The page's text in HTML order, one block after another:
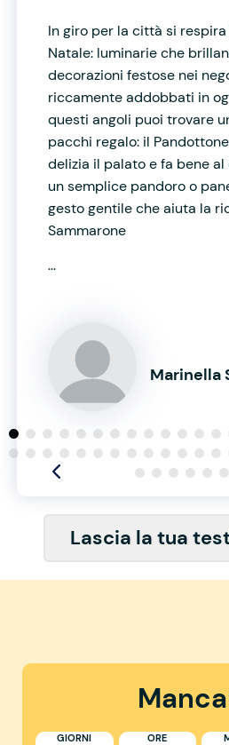
In giro per la città si
Natale: luminarie che
decorazioni festose nei
riccamente addobbati in
questi angoli puoi trovare
pacchi regalo: il
delizia il palato e fa bene al
un semplice pandoro o
gesto gentile che aiuta la
Sammarone
...
Marinella
Lascia la tua
GIORNI ORE